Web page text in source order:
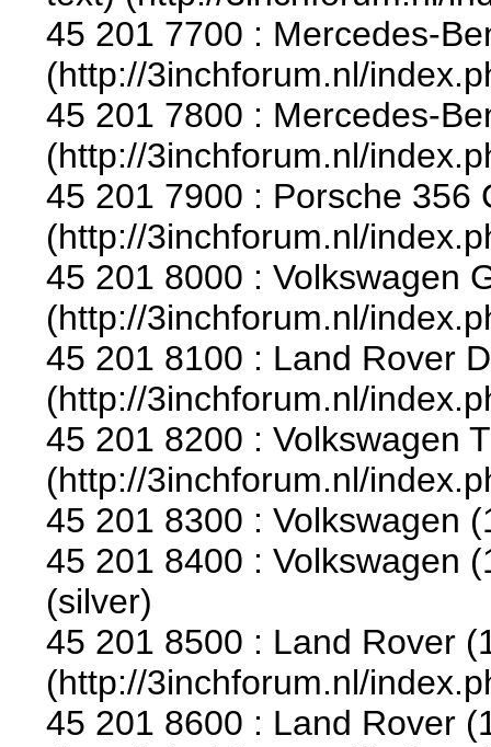
45 201 7700 : Mercedes-
(http://3inchforum.nl/
45 201 7800 : Mercedes-
(http://3inchforum.nl/
45 201 7900 : Porsche 356
(http://3inchforum.nl/
45 201 8000 : Volkswagen
(http://3inchforum.nl/
45 201 8100 : Land Rover
(http://3inchforum.nl/
45 201 8200 : Volkswagen
(http://3inchforum.nl/
45 201 8300 :
45 201 8400 : Volkswagen
(silver)
45 201 8500 : Land Rover
(http://3inchforum.nl/
45 201 8600 : Land Rover